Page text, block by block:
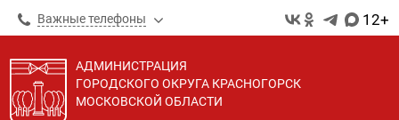
Важные телефоны 12+
АДМИНИСТРАЦИЯ
ГОРОДСКОГО ОКРУГА КРАСНОГОРСК
МОСКОВСКОЙ ОБЛАСТИ